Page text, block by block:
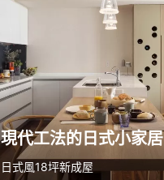
現代工法的日式小家居
日式風18坪新成屋